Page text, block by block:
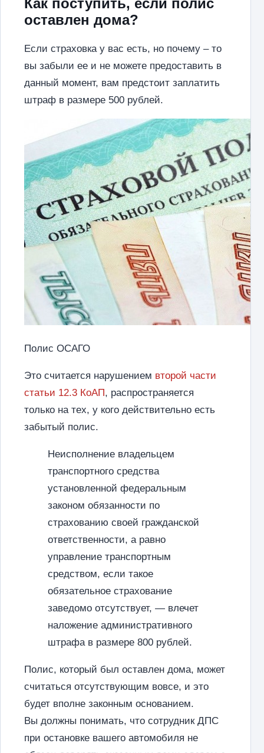
Как поступить, если полис
оставлен дома?
Если страховка у вас есть, но почему – то
вы забыли ее и не можете предоставить в
данный момент, вам предстоит заплатить
штраф в размере 500 рублей.
Полис ОСАГО
Это считается нарушением второй части
статьи 12.3 КоАП, распространяется
только на тех, у кого действительно есть
забытый полис.
Неисполнение владельцем
транспортного средства
установленной федеральным
законом обязанности по
страхованию своей гражданской
ответственности, а равно
управление транспортным
средством, если такое
обязательное страхование
заведомо отсутствует, — влечет
наложение административного
штрафа в размере 800 рублей.
Полис, который был оставлен дома, может
считаться отсутствующим вовсе, и это
будет вполне законным основанием.
Вы должны понимать, что сотрудник ДПС
при остановке вашего автомобиля не